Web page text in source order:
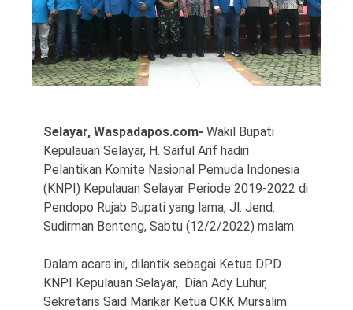
Copyright
Theme
Selayar, Waspadapos.com- Wakil Bupati
Kepulauan Selayar, H. Saiful Arif hadiri
Pelantikan Komite Nasional Pemuda Indonesia
(KNPI) Kepulauan Selayar Periode 2019-2022 di
Pendopo Rujab Bupati yang lama, Jl. Jend.
Sudirman Benteng, Sabtu (12/2/2022) malam.
Dalam acara ini, dilantik sebagai Ketua DPD
KNPI Kepulauan Selayar, Dian Ady Luhur,
Sekretaris Said Marikar Ketua OKK Mursalim